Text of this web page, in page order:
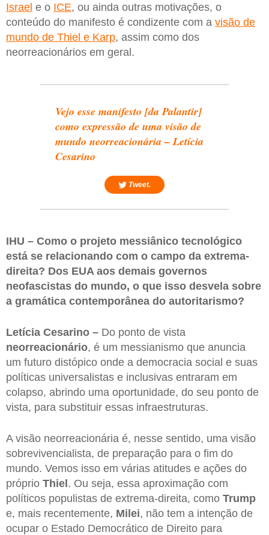
Israel e o ICE, ou ainda outras motivações, o
conteúdo do manifesto é condizente com a visão de
mundo de Thiel e Karp, assim como dos
neorreacionários em geral.
Vejo esse manifesto [da Palantir]
como expressão de uma visão de
mundo neorreacionária – Letícia
Cesarino
Tweet.
IHU – Como o projeto messiânico tecnológico
está se relacionando com o campo da extrema-
direita? Dos EUA aos demais governos
neofascistas do mundo, o que isso desvela sobre
a gramática contemporânea do autoritarismo?
Letícia Cesarino – Do ponto de vista
neorreacionário, é um messianismo que anuncia
um futuro distópico onde a democracia social e suas
políticas universalistas e inclusivas entraram em
colapso, abrindo uma oportunidade, do seu ponto de
vista, para substituir essas infraestruturas.
A visão neorreacionária é, nesse sentido, uma visão
sobrevivencialista, de preparação para o fim do
mundo. Vemos isso em várias atitudes e ações do
próprio Thiel. Ou seja, essa aproximação com
políticos populistas de extrema-direita, como Trump
e, mais recentemente, Milei, não tem a intenção de
ocupar o Estado Democrático de Direito para